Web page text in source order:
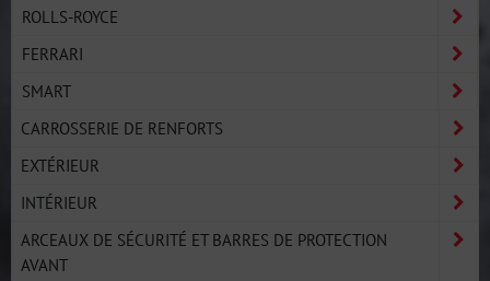
ROLLS-ROYCE
FERRARI
SMART
CARROSSERIE DE RENFORTS
EXTÉRIEUR
INTÉRIEUR
ARCEAUX DE SÉCURITÉ ET BARRES DE PROTECTION
AVANT